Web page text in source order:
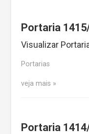
Portaria
Visualizar
Portarias
veja mais
Portaria